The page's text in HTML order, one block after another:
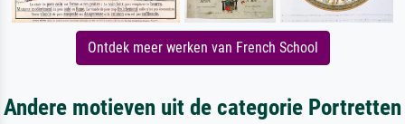
Ontdek meer werken van French School
Andere motieven uit de categorie Portretten